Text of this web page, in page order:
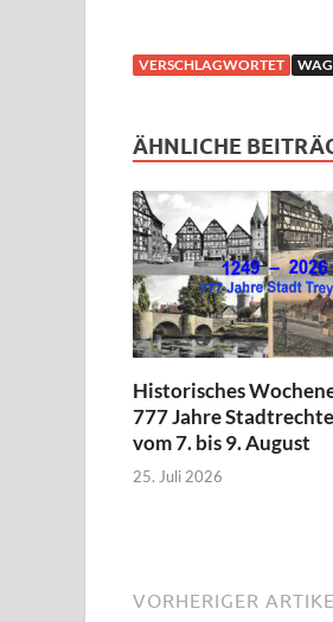
VERSCHLAGWORTET
ÄHNLICHE
Historisches
777 Jahre
vom 7. bis 9. August
25. Juli 2026
VORHERIGER